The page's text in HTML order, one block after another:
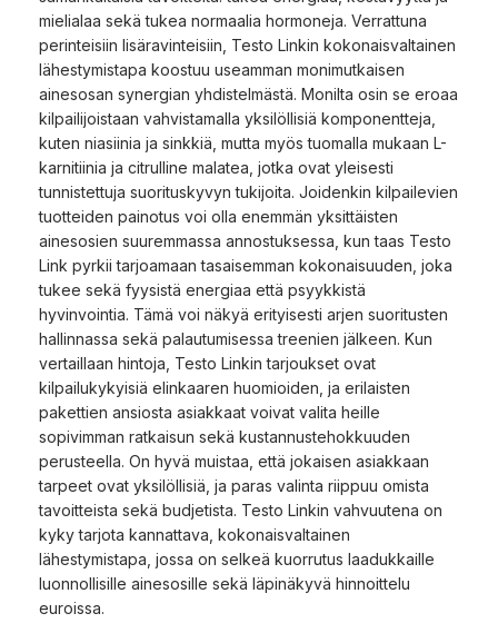
mielialaa sekä tukea normaalia hormoneja. Verrattuna
perinteisiin lisäravinteisiin, Testo Linkin kokonaisvaltainen
lähestymistapa koostuu useamman monimutkaisen
ainesosan synergian yhdistelmästä. Monilta osin se eroaa
kilpailijoistaan vahvistamalla yksilöllisiä komponentteja,
kuten niasiinia ja sinkkiä, mutta myös tuomalla mukaan L-
karnitiinia ja citrulline malatea, jotka ovat yleisesti
tunnistettuja suorituskyvyn tukijoita. Joidenkin kilpailevien
tuotteiden painotus voi olla enemmän yksittäisten
ainesosien suuremmassa annostuksessa, kun taas Testo
Link pyrkii tarjoamaan tasaisemman kokonaisuuden, joka
tukee sekä fyysistä energiaa että psyykkistä
hyvinvointia. Tämä voi näkyä erityisesti arjen suoritusten
hallinnassa sekä palautumisessa treenien jälkeen. Kun
vertaillaan hintoja, Testo Linkin tarjoukset ovat
kilpailukykyisiä elinkaaren huomioiden, ja erilaisten
pakettien ansiosta asiakkaat voivat valita heille
sopivimman ratkaisun sekä kustannustehokkuuden
perusteella. On hyvä muistaa, että jokaisen asiakkaan
tarpeet ovat yksilöllisiä, ja paras valinta riippuu omista
tavoitteista sekä budjetista. Testo Linkin vahvuutena on
kyky tarjota kannattava, kokonaisvaltainen
lähestymistapa, jossa on selkeä kuorrutus laadukkaille
luonnollisille ainesosille sekä läpinäkyvä hinnoittelu
euroissa.